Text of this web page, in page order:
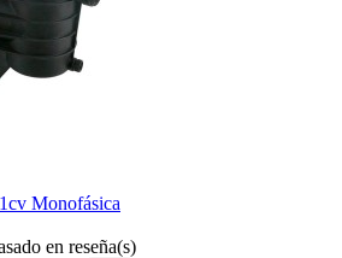
Monofásica
en reseña(s)